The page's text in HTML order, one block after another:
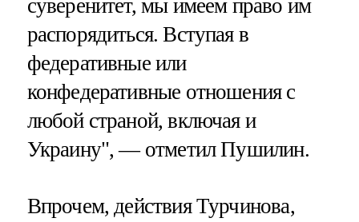
суверенитет, мы имеем право им
распорядиться. Вступая в
федеративные или
конфедеративные отношения с
любой страной, включая и
Украину", — отметил Пушилин.
Впрочем, действия Турчинова,